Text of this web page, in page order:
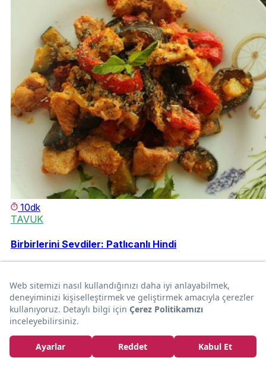
10dk
TAVUK
Birbirlerini Sevdiler: Patlıcanlı Hindi
BEGONVİL SOKAĞI